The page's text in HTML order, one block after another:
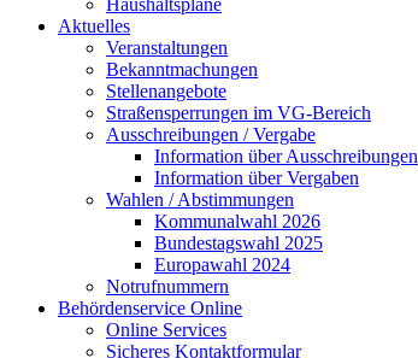
Haushaltspläne
Aktuelles
Veranstaltungen
Bekanntmachungen
Stellenangebote
Straßensperrungen im VG-Bereich
Ausschreibungen / Vergabe
Information über Ausschreibungen
Information über Vergaben
Wahlen / Abstimmungen
Kommunalwahl 2026
Bundestagswahl 2025
Europawahl 2024
Notrufnummern
Behördenservice Online
Online Services
Sicheres Kontaktformular